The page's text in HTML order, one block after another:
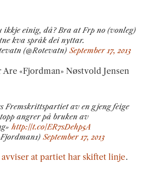
ikkje einig, då? Bra at Frp no (vonleg)
kva språk dei nyttar.
(@Rotevatn) September 17, 2013
Are «Fjordman» Nøstvold Jensen
Fremskrittspartiet av en gjeng feige
angrer på bruken av
http://t.co/ER7sDehp5A
September 17, 2013
avviser at partiet har skiftet linje.